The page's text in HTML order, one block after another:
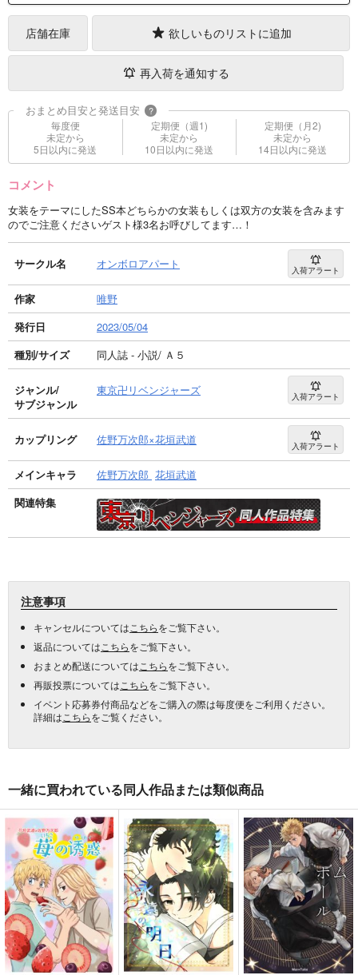
店舗在庫 欲しいものリストに追加
再入荷を通知する
おまとめ目安と発送目安 ?
毎度便
未定から
5日以内に発送
定期便（週1)
未定から
10日以内に発送
定期便（月2)
未定から
14日以内に発送
コメント
女装をテーマにしたSS本どちらかの女装もしくは双方の女装を含みます
のでご注意くださいゲスト様3名お呼びしてます…！
サークル名 オンボロアパート 入荷アラート
作家
唯野
発行日
2023/05/04
種別/サイズ
同人誌 - 小説/ Ａ５
ジャンル/
サブジャンル
東京卍リベンジャーズ 入荷アラート
カップリング 佐野万次郎×花垣武道 入荷アラート
メインキャラ 佐野万次郎 花垣武道
関連特集
注意事項
キャンセルについては こちらをご覧下さい。
返品については こちらをご覧下さい。
おまとめ配送については こちらをご覧下さい。
再販投票については こちらをご覧下さい。
イベント応募券付商品などをご購入の際は毎度便をご利用ください。
詳細は こちらをご覧ください。
一緒に買われている同人作品または類似商品